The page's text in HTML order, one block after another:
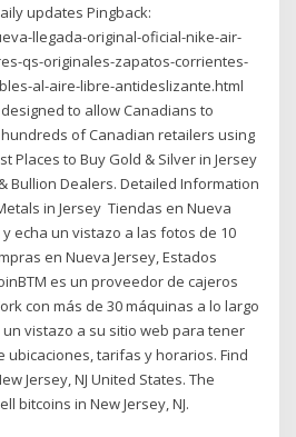
updates Pingback:
llegada-original-oficial-nike-air-
qs-originales-zapatos-corrientes-
al-aire-libre-antideslizante.html
to allow Canadians to
of Canadian retailers using
Places to Buy Gold & Silver in Jersey
Bullion Dealers. Detailed Information
in Jersey Tiendas en Nueva
echa un vistazo a las fotos de 10
en Nueva Jersey, Estados
es un proveedor de cajeros
con más de 30 máquinas a lo largo
un vistazo a su sitio web para tener
ubicaciones, tarifas y horarios. Find
Jersey, NJ United States. The
bitcoins in New Jersey, NJ.